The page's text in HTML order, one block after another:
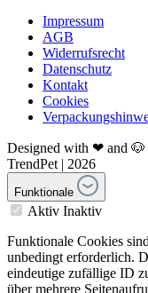
Impressum
AGB
Widerrufsrecht
Datenschutz
Kontakt
Cookies
Designed with ❤ and 🐶
TrendPet | 2026
Funktionale
Aktiv Inaktiv
Funktionale Cookies
unbedingt erforderlich.
eindeutige zufällige ID
über mehrere